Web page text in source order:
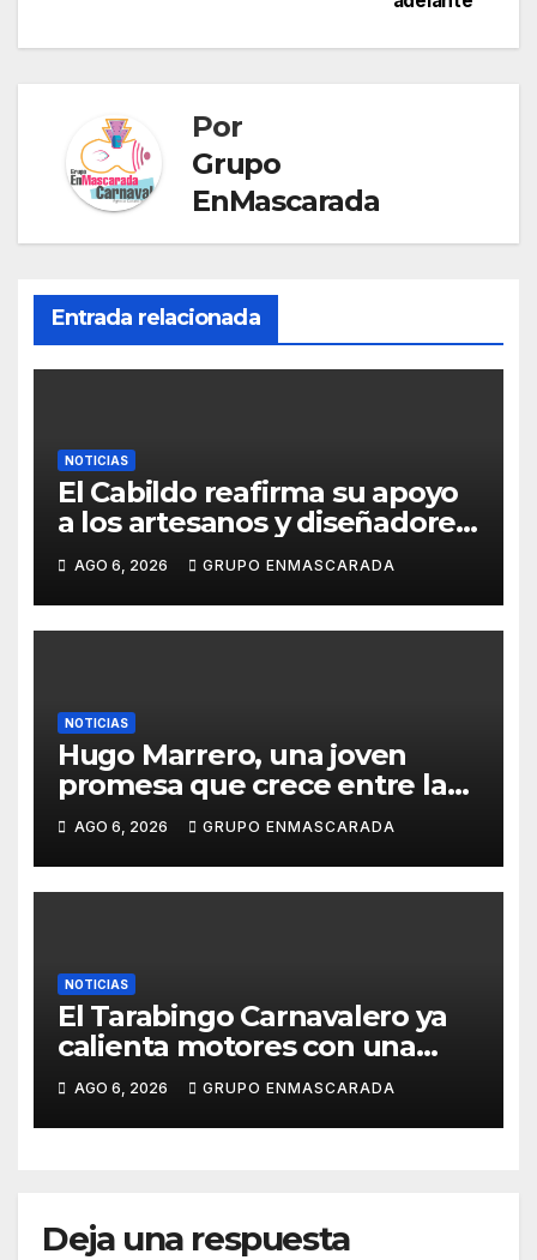
Por
Grupo
EnMascarada
Entrada relacionada
NOTICIAS
El Cabildo reafirma su apoyo
a los artesanos y diseñadores
del Carnaval de Tenerife
AGO 6, 2026 GRUPO ENMASCARADA
NOTICIAS
Hugo Marrero, una joven
promesa que crece entre la
música y la pasión por el
Carnaval
AGO 6, 2026 GRUPO ENMASCARADA
NOTICIAS
El Tarabingo Carnavalero ya
calienta motores con una
nueva edición cargada de
sorpresas
AGO 6, 2026 GRUPO ENMASCARADA
Deja una respuesta